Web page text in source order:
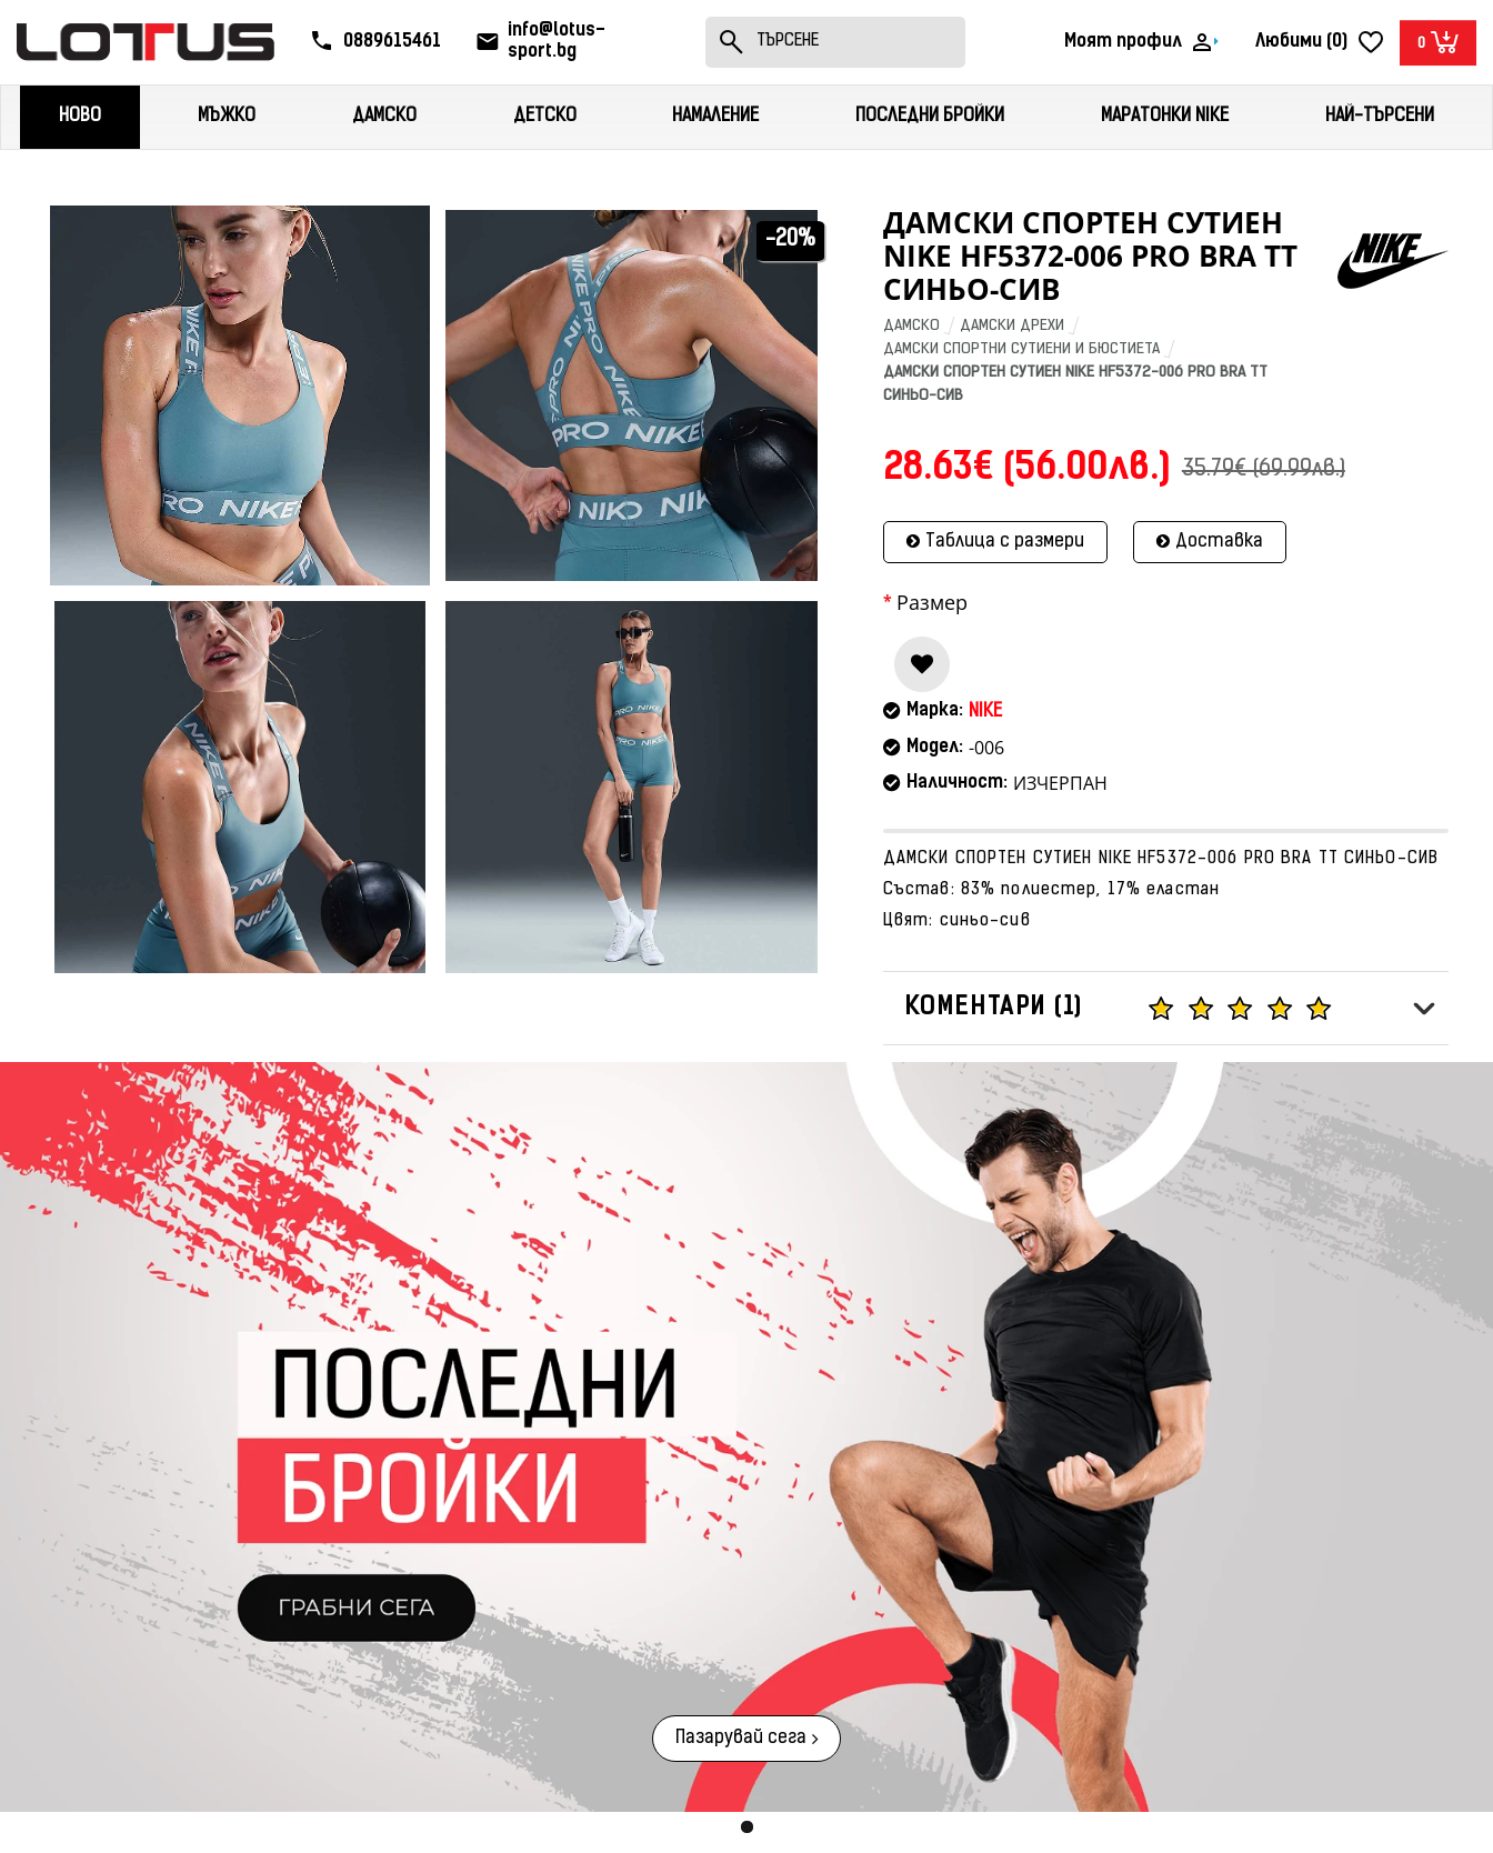
0889615461
info@lotus-
sport.bg
Моят профил Любими (0) 0
НОВО МЪЖКО ДАМСКО ДЕТСКО НАМАЛЕНИЕ ПОСЛЕДНИ БРОЙКИ МАРАТОНКИ NIKE НАЙ-ТЪРСЕНИ
-20%
ДАМСКИ СПОРТЕН СУТИЕН
NIKE HF5372-006 PRO BRA TT
СИНЬО-СИВ
ДАМСКО
ДАМСКИ ДРЕХИ
ДАМСКИ СПОРТНИ СУТИЕНИ И БЮСТИЕТА
ДАМСКИ СПОРТЕН СУТИЕН NIKE HF5372-006 PRO BRA TT
СИНЬО-СИВ
28.63€ (56.00лв.) 35.79€ (69.99лв.)
Таблица с размери Доставка
Размер
Марка: NIKE
Модел: -006
Наличност: ИЗЧЕРПАН
ДАМСКИ СПОРТЕН СУТИЕН NIKE HF5372-006 PRO BRA TT СИНЬО-СИВ
Състав: 83% полиестер, 17% еластан
Цвят: синьо-сив
КОМЕНТАРИ (1)
Пазарувай сега